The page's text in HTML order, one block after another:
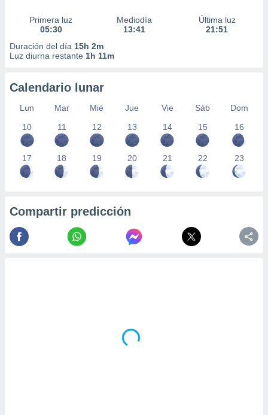
Primera luz
05:30
Mediodía
13:41
Última luz
21:51
Duración del día 15h 2m
Luz diurna restante 1h 11m
Calendario lunar
Lun Mar Mié Jue Vie Sáb
Dom
10
11 12 13 14 15 16
17 18 19 20 21 22 23
Compartir predicción